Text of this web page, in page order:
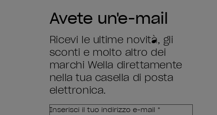
Avete un'e-mail
Ricevi le ultime novità, gli
sconti e molto altro dei
marchi Wella direttamente
nella tua casella di posta
elettronica.
Inserisci il tuo indirizzo e-mail *